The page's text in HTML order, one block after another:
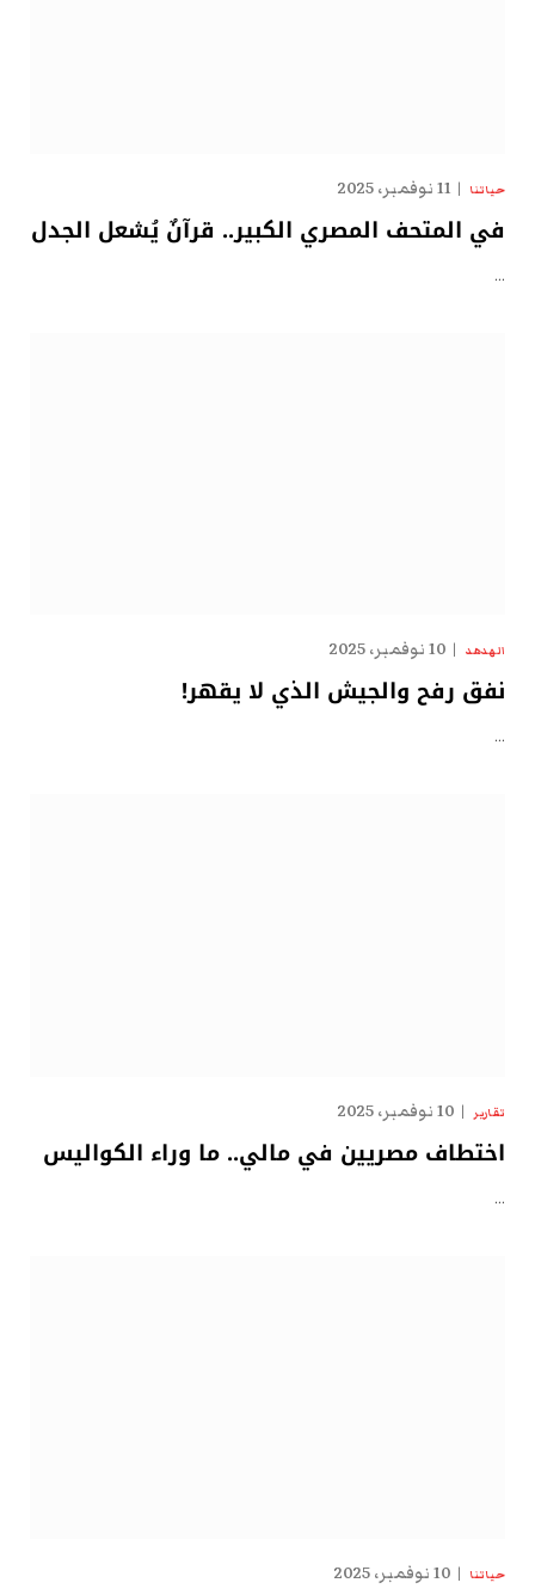
حياتنا 11 نوفمبر، 2025
في المتحف المصري الكبير.. قرآنٌ يُشعل الجدل
…
الهدهد 10 نوفمبر، 2025
نفق رفح والجيش الذي لا يقهر!
…
تقارير 10 نوفمبر، 2025
اختطاف مصريين في مالي.. ما وراء الكواليس
…
حياتنا 10 نوفمبر، 2025